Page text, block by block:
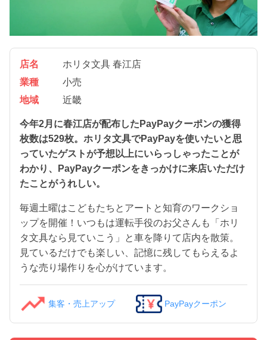
店名
ホリタ文具 春江店
業種
小売
地域
近畿
今年2月に春江店が配布したPayPayクーポンの獲得
枚数は529枚。ホリタ文具でPayPayを使いたいと思
っていたゲストが予想以上にいらっしゃったことが
わかり、PayPayクーポンをきっかけに来店いただけ
たことがうれしい。
毎週土曜はこどもたちとアートと知育のワークショ
ップを開催！いつもは運転手役のお父さんも「ホリ
タ文具なら見ていこう」と車を降りて店内を散策。
見ているだけでも楽しい、記憶に残してもらえるよ
うな売り場作りを心がけています。
集客・売上アップ PayPayクーポン